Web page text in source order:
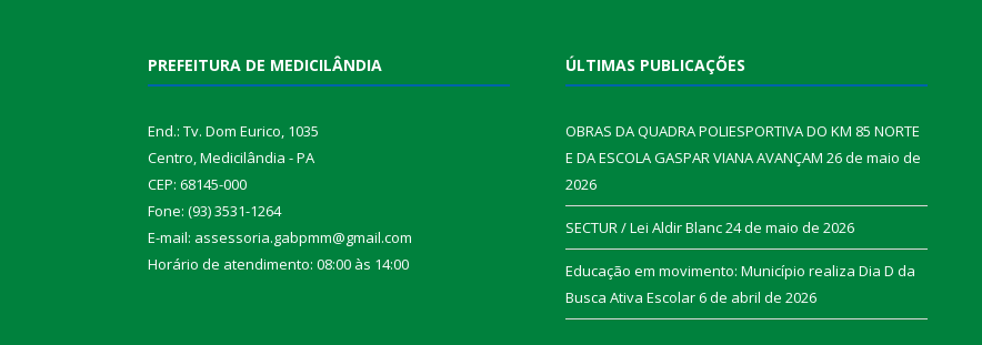
PREFEITURA DE MEDICILÂNDIA
End.: Tv. Dom Eurico, 1035
Centro, Medicilândia - PA
CEP: 68145-000
Fone: (93) 3531-1264
E-mail: assessoria.gabpmm@gmail.com
Horário de atendimento: 08:00 às 14:00
ÚLTIMAS PUBLICAÇÕES
OBRAS DA QUADRA POLIESPORTIVA DO KM 85 NORTE
E DA ESCOLA GASPAR VIANA AVANÇAM 26 de maio de
2026
SECTUR / Lei Aldir Blanc24 de maio de 2026
Educação em movimento: Município realiza Dia D da
Busca Ativa Escolar6 de abril de 2026